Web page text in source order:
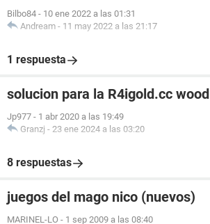
Bilbo84 - 10 ene 2022 a las 01:31
Andream - 11 may 2022 a las 21:17
1 respuesta
solucion para la R4igold.cc wood
Jp977 - 1 abr 2020 a las 19:49
Granzj - 23 ene 2024 a las 03:20
8 respuestas
juegos del mago nico (nuevos)
MARINEL-LO - 1 sep 2009 a las 08:40